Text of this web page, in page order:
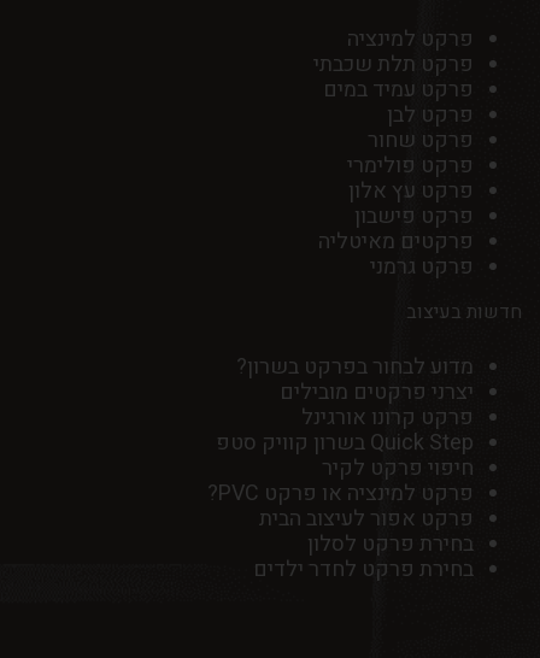
פרקט למינציה
פרקט תלת שכבתי
פרקט עמיד במים
פרקט לבן
פרקט שחור
פרקט פולימרי
פרקט עץ אלון
פרקט פישבון
פרקטים מאיטליה
פרקט גרמני
חדשות בעיצוב
מדוע לבחור בפרקט בשרון?
יצרני פרקטים מובילים
פרקט קרונו אורגינל
Quick Step בשרון קוויק סטפ
חיפוי פרקט לקיר
פרקט למינציה או פרקט PVC?
פרקט אפור לעיצוב הבית
בחירת פרקט לסלון
בחירת פרקט לחדר ילדים